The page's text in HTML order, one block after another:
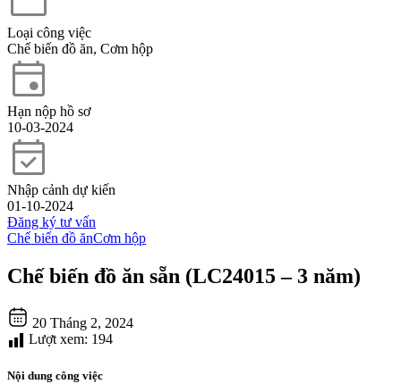
Loại công việc
Chế biến đồ ăn, Cơm hộp
Hạn nộp hồ sơ
10-03-2024
Nhập cảnh dự kiến
01-10-2024
Đăng ký tư vấn
Chế biến đồ ănCơm hộp
Chế biến đồ ăn sẵn (LC24015 – 3 năm)
20 Tháng 2, 2024
Lượt xem: 194
Nội dung công việc